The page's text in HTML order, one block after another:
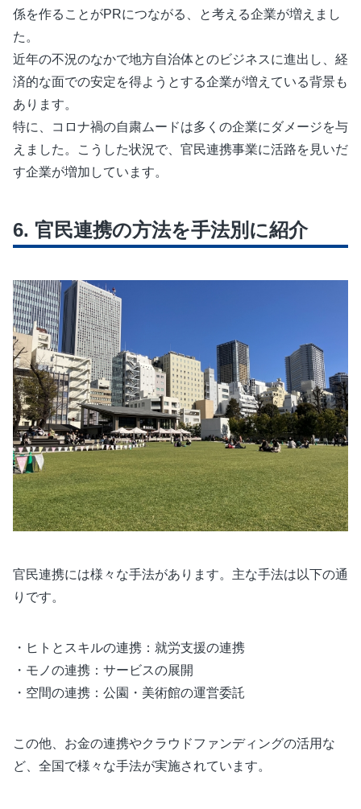
係を作ることがPRにつながる、と考える企業が増えまし
た。
近年の不況のなかで地方自治体とのビジネスに進出し、経
済的な面での安定を得ようとする企業が増えている背景も
あります。
特に、コロナ禍の自粛ムードは多くの企業にダメージを与
えました。こうした状況で、官民連携事業に活路を見いだ
す企業が増加しています。
官民連携の方法を手法別に紹介
官民連携には様々な手法があります。主な手法は以下の通
りです。
・ヒトとスキルの連携：就労支援の連携
・モノの連携：サービスの展開
・空間の連携：公園・美術館の運営委託
この他、お金の連携やクラウドファンディングの活用な
ど、全国で様々な手法が実施されています。